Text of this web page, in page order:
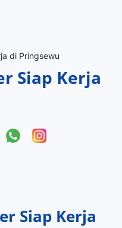
Siap Kerja
Siap Kerja